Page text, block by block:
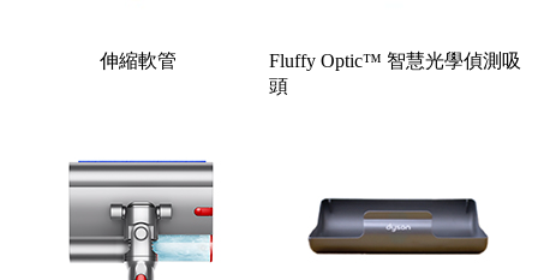
伸縮軟管
Fluffy Optic™ 智慧光學偵測吸
頭